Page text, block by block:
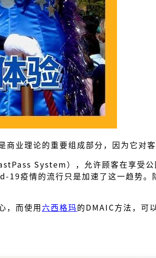
业理论的重要组成部分，因为它对客
System），允许顾客在享受
疫情的流行只是加速了这一趋势。
，而使用六西格玛的DMAIC方法，可